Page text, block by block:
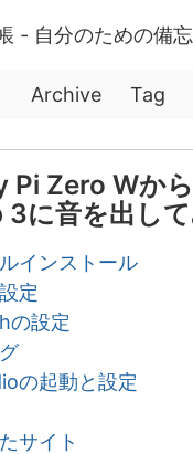
- 自分のための備
Archive Tag
Pi Zero Wか
3に音を出し
インストール
定
の設定
の起動と設定
サイト